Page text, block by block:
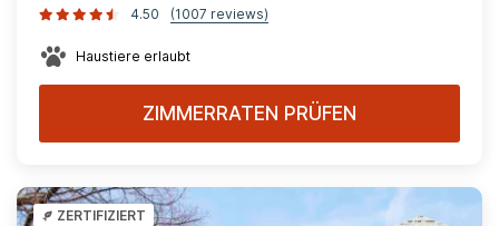
4.50
(1007 reviews)
Haustiere erlaubt
ZIMMERRATEN PRÜFEN
ZERTIFIZIERT